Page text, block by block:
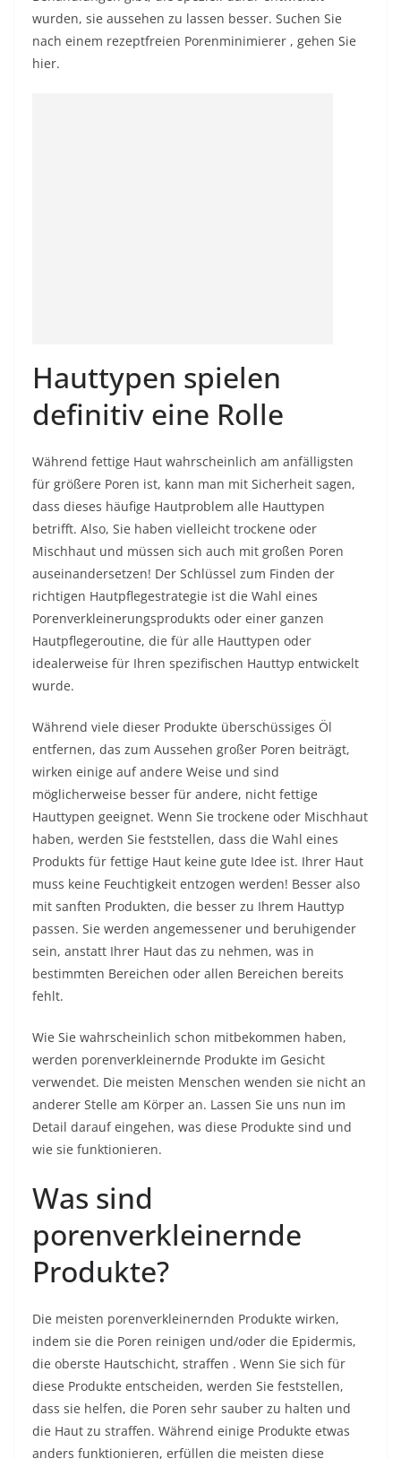
wurden, sie aussehen zu lassen besser. Suchen Sie
nach einem rezeptfreien Porenminimierer , gehen Sie
hier.
Hauttypen spielen
definitiv eine Rolle
Während fettige Haut wahrscheinlich am anfälligsten
für größere Poren ist, kann man mit Sicherheit sagen,
dass dieses häufige Hautproblem alle Hauttypen
betrifft. Also, Sie haben vielleicht trockene oder
Mischhaut und müssen sich auch mit großen Poren
auseinandersetzen! Der Schlüssel zum Finden der
richtigen Hautpflegestrategie ist die Wahl eines
Porenverkleinerungsprodukts oder einer ganzen
Hautpflegeroutine, die für alle Hauttypen oder
idealerweise für Ihren spezifischen Hauttyp entwickelt
wurde.
Während viele dieser Produkte überschüssiges Öl
entfernen, das zum Aussehen großer Poren beiträgt,
wirken einige auf andere Weise und sind
möglicherweise besser für andere, nicht fettige
Hauttypen geeignet. Wenn Sie trockene oder Mischhaut
haben, werden Sie feststellen, dass die Wahl eines
Produkts für fettige Haut keine gute Idee ist. Ihrer Haut
muss keine Feuchtigkeit entzogen werden! Besser also
mit sanften Produkten, die besser zu Ihrem Hauttyp
passen. Sie werden angemessener und beruhigender
sein, anstatt Ihrer Haut das zu nehmen, was in
bestimmten Bereichen oder allen Bereichen bereits
fehlt.
Wie Sie wahrscheinlich schon mitbekommen haben,
werden porenverkleinernde Produkte im Gesicht
verwendet. Die meisten Menschen wenden sie nicht an
anderer Stelle am Körper an. Lassen Sie uns nun im
Detail darauf eingehen, was diese Produkte sind und
wie sie funktionieren.
Was sind
porenverkleinernde
Produkte?
Die meisten porenverkleinernden Produkte wirken,
indem sie die Poren reinigen und/oder die Epidermis,
die oberste Hautschicht, straffen . Wenn Sie sich für
diese Produkte entscheiden, werden Sie feststellen,
dass sie helfen, die Poren sehr sauber zu halten und
die Haut zu straffen. Während einige Produkte etwas
anders funktionieren, erfüllen die meisten diese